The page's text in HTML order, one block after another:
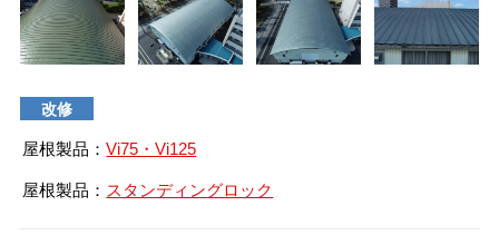
改修
屋根製品：Vi75・Vi125
屋根製品： スタンディングロック